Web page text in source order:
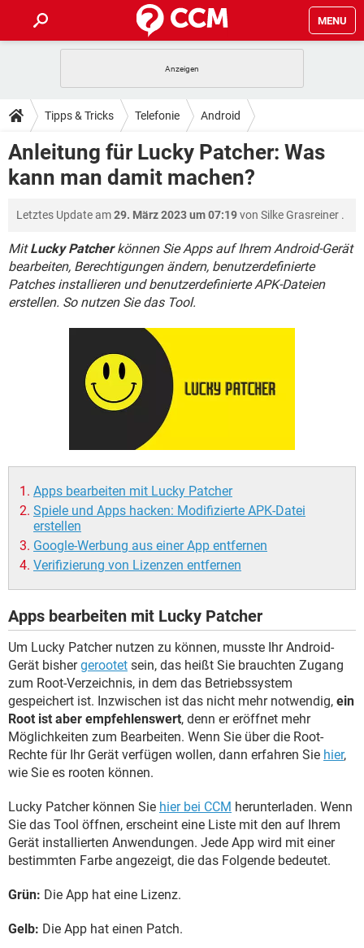
MENU
ANDROID IOS
WINDOWS 10 INSTAGRAM
WHATSAPP TIKTOK
TIPPS & TRICKS
SPIELE STREAMING
ANDROID IOS
WHATSAPP TIKTOK
FACEBOOK HARDWARE
DOWNLOADS
SPIELE STREAMING
WHATSAPP TIKTOK
FACEBOOK HARDWARE
FORUM
SPIELE STREAMING
ANDROID IOS
WINDOWS 10 INSTAGRAM
WHATSAPP
HARDWARE
SPIELE STREAMING
ANDROID IOS
Tipps & Tricks Telefonie Android
Anleitung für Lucky Patcher: Was
kann man damit machen?
Letztes Update am29. März 2023 um 07:19von Silke Grasreiner .
MitLucky Patcherkönnen Sie Apps auf Ihrem Android-Gerät
bearbeiten, Berechtigungen ändern, benutzerdefinierte
Patches installieren und benutzerdefinierte APK-Dateien
erstellen. So nutzen Sie das Tool.
Apps bearbeiten mit Lucky Patcher
Spiele und Apps hacken: Modifizierte APK-Datei
erstellen
Google-Werbung aus einer App entfernen
Verifizierung von Lizenzen entfernen
Apps bearbeiten mit Lucky Patcher
Um Lucky Patcher nutzen zu können, musste Ihr Android-
Gerät bishergerootet sein, das heißt Sie brauchten Zugang
zum Root-Verzeichnis, in dem das Betriebssystem
gespeichert ist. Inzwischen ist das nicht mehr notwendig, ein
Root ist aber empfehlenswert, denn er eröffnet mehr
Möglichkeiten zum Bearbeiten. Wenn Sie über die Root-
Rechte für Ihr Gerät verfügen wollen, dann erfahren Sie hier,
wie Sie es rooten können.
Lucky Patcher können Sie hier bei CCM herunterladen. Wenn
Sie das Tool öffnen, erscheint eine Liste mit den auf Ihrem
Gerät installierten Anwendungen. Jede App wird mit einer
bestimmten Farbe angezeigt, die das Folgende bedeutet.
Grün: Die App hat eine Lizenz.
Gelb: Die App hat einen Patch.